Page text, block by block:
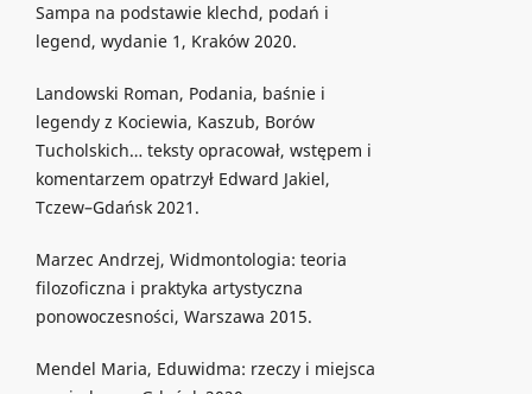
Sampa na podstawie klechd, podań i
legend, wydanie 1, Kraków 2020.
Landowski Roman, Podania, baśnie i
legendy z Kociewia, Kaszub, Borów
Tucholskich… teksty opracował, wstępem i
komentarzem opatrzył Edward Jakiel,
Tczew–Gdańsk 2021.
Marzec Andrzej, Widmontologia: teoria
filozoficzna i praktyka artystyczna
ponowoczesności, Warszawa 2015.
Mendel Maria, Eduwidma: rzeczy i miejsca